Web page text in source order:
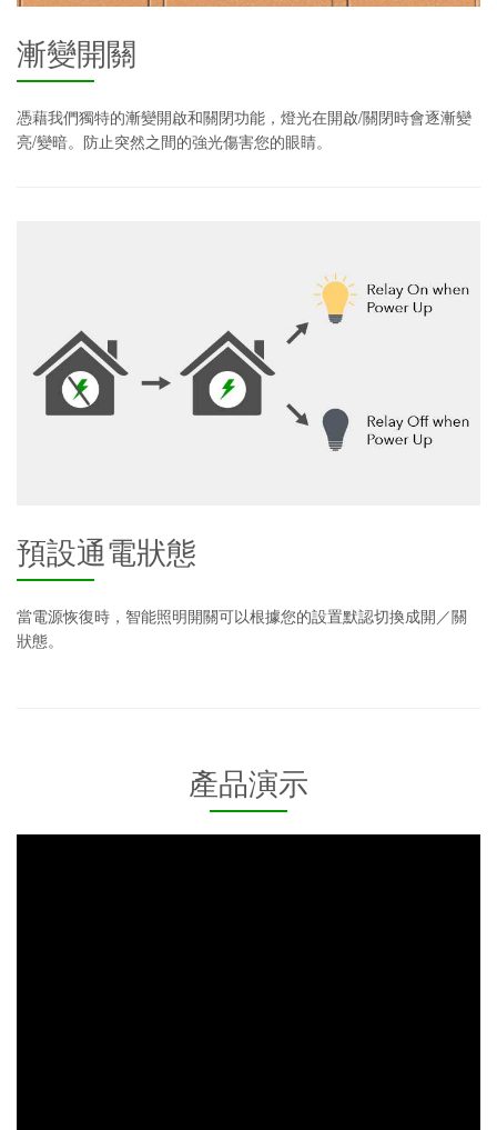
漸變開關
憑藉我們獨特的漸變開啟和關閉功能，燈光在開啟/關閉時會逐漸變
亮/變暗。防止突然之間的強光傷害您的眼睛。
預設通電狀態
當電源恢復時，智能照明開關可以根據您的設置默認切換成開／關
狀態。
產品演示